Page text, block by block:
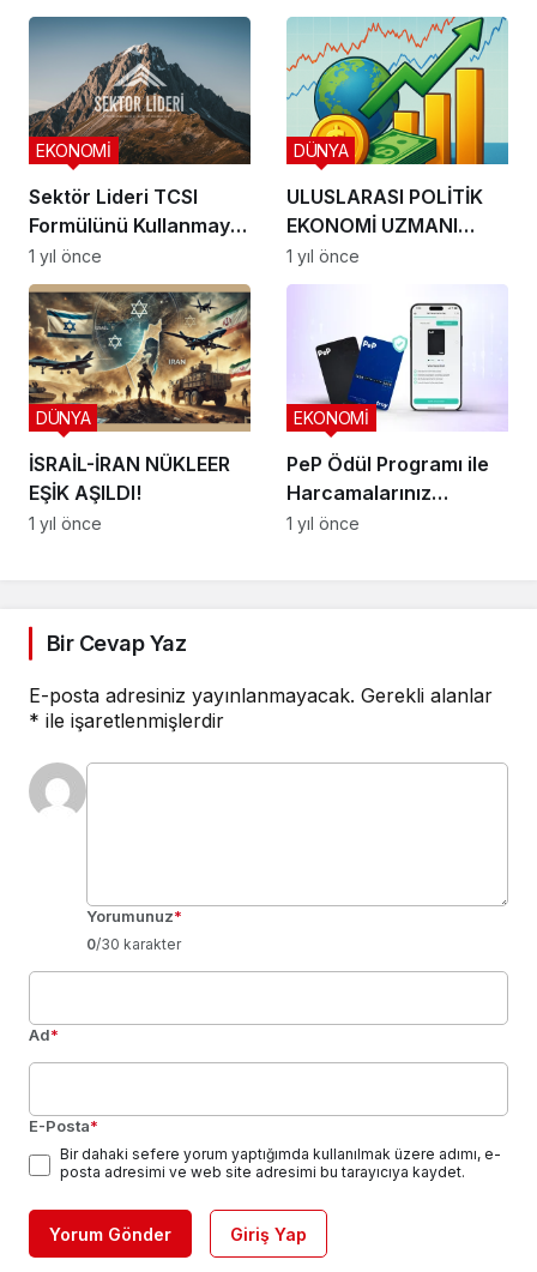
Sektör Lideri TCSI
Formülünü Kullanmaya
Başladı
EKONOMİ
1 yıl önce
ULUSLARASI POLİTİK
EKONOMİ UZMANI
ARDA ÖZEREL ile
BORSA VE YATIRIM
DÜNYA
1 yıl önce
İSRAİL-İRAN NÜKLEER
EŞİK AŞILDI!
DÜNYA
1 yıl önce
PeP Ödül Programı ile
Harcamalarınız
Kazanca Dönüşssün
EKONOMİ
1 yıl önce
Bir Cevap Yaz
E-posta adresiniz yayınlanmayacak. Gerekli alanlar
* ile işaretlenmişlerdir
Yorumunuz*
0/30 karakter
Ad*
E-Posta*
Bir dahaki sefere yorum yaptığımda kullanılmak üzere adımı, e-
posta adresimi ve web site adresimi bu tarayıcıya kaydet.
Yorum Gönder Giriş Yap